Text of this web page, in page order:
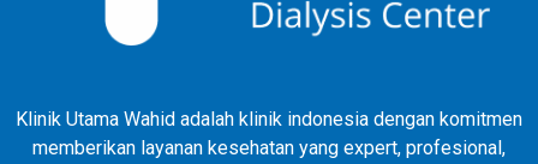
Klinik Utama Wahid adalah klinik indonesia dengan komitmen
memberikan layanan kesehatan yang expert, profesional,